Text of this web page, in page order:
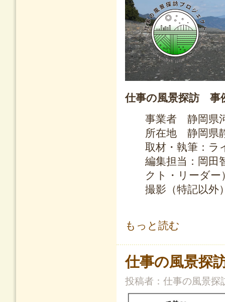
仕事の風景探訪 事
事業者 静岡県
所在地 静岡県
取材・執筆：ラ
編集担当：岡田
クト・リーダー
撮影（特記以外
富士山の眺望を妨げる消波堤を撤
もっと読む
仕事の風景探
投稿者： 仕事の風景探